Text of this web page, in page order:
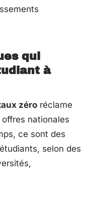
qui
à
zéro réclame
nationales
ce sont des
selon des